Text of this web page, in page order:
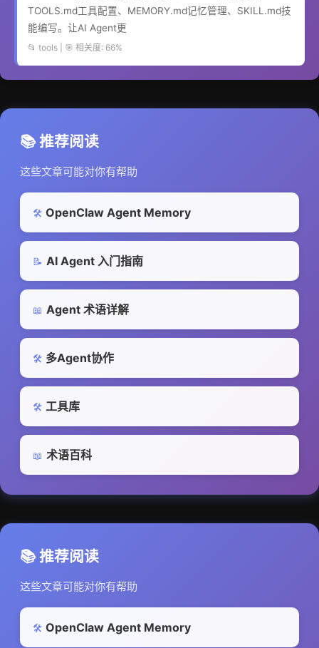
TOOLS.md工具配置、MEMORY.md记忆管理、SKILL.md技
能编写。让AI Agent更
📂 tools | 🎯 相关度: 66%
📚 推荐阅读
这些文章可能对你有帮助
🛠️ OpenClaw Agent Memory
📝 AI Agent 入门指南
📖 Agent 术语详解
🛠️ 多Agent协作
🛠️ 工具库
📖 术语百科
📚 推荐阅读
这些文章可能对你有帮助
🛠️ OpenClaw Agent Memory